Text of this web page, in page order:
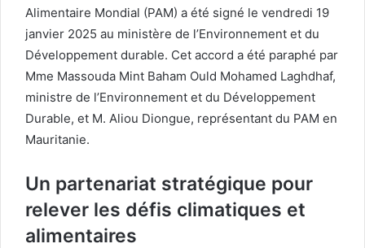
Alimentaire Mondial (PAM) a été signé le vendredi 19
janvier 2025 au ministère de l’Environnement et du
Développement durable. Cet accord a été paraphé par
Mme Massouda Mint Baham Ould Mohamed Laghdhaf,
ministre de l’Environnement et du Développement
Durable, et M. Aliou Diongue, représentant du PAM en
Mauritanie.
Un partenariat stratégique pour
relever les défis climatiques et
alimentaires